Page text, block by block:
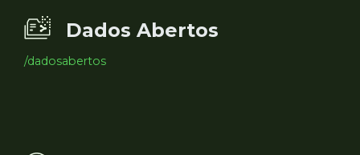
Dados Abertos
/dadosabertos